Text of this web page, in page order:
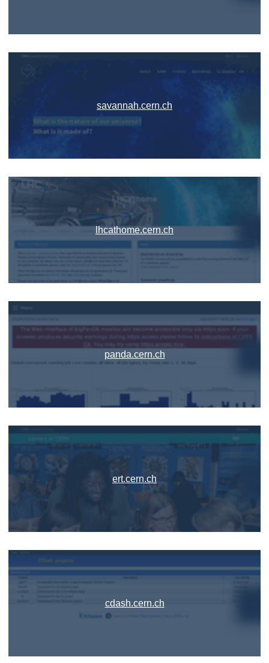
savannah.cern.ch
lhcathome.cern.ch
panda.cern.ch
ert.cern.ch
cdash.cern.ch